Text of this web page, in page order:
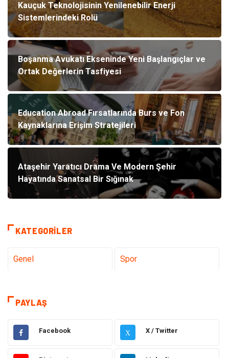
Kauçuk Teknolojisinin Yenilenebilir Enerji
Sistemlerindeki Rolü
Boşanma Avukatı Ekseninde Yeni Başlangıçlar ve
Ortak Değerlerin Tasfiyesi
Education Abroad Fırsatlarında Burs ve Fon
Kaynaklarına Erişim Stratejileri
Ataşehir Yaratıcı Drama Ve Modern Şehir
Hayatında Sanatsal Bir Sığınak
KATEGORILER
Genel Spor
Müzik İnternet
PAYLAŞ
Facebook X X / Twitter